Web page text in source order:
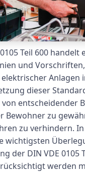
Teil 600 handelt
und
Anlagen
dieser
entscheidender
Bewohner zu
zu verhindern.
wichtigsten
der DIN VDE 0105
werden